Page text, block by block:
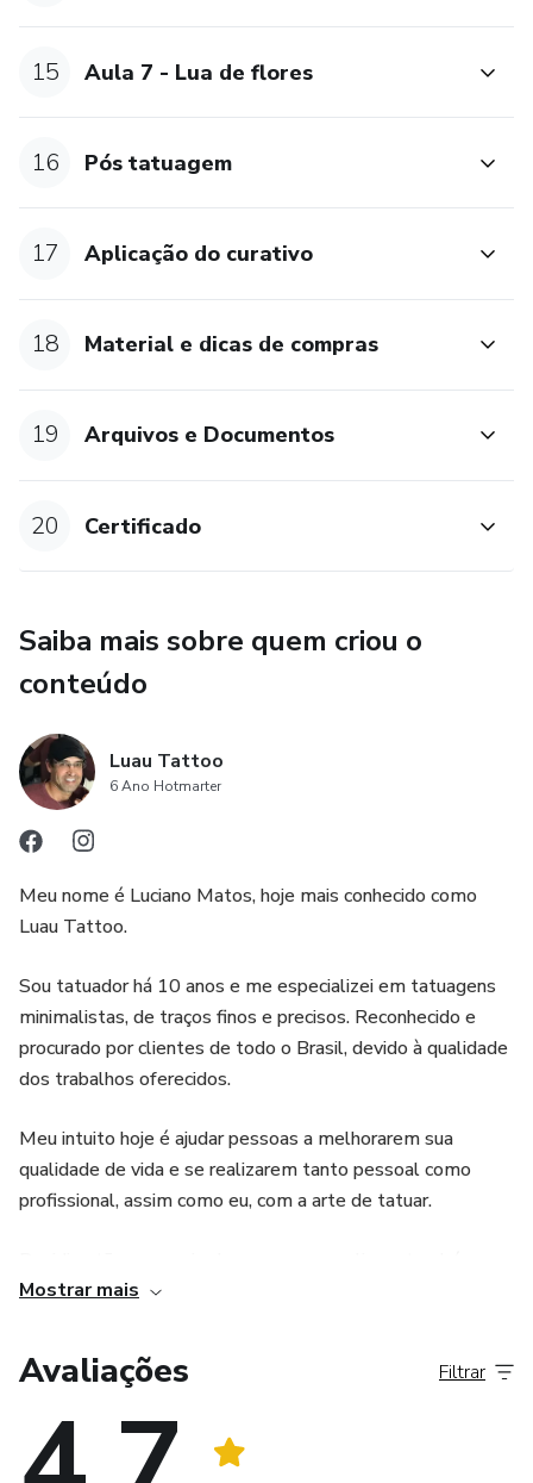
15 Aula 7 - Lua de flores
16 Pós tatuagem
17 Aplicação do curativo
18 Material e dicas de compras
19 Arquivos e Documentos
20 Certificado
Saiba mais sobre quem criou o
conteúdo
Luau Tattoo
6 Ano Hotmarter
Meu nome é Luciano Matos, hoje mais conhecido como
Luau Tattoo.
Sou tatuador há 10 anos e me especializei em tatuagens
minimalistas, de traços finos e precisos. Reconhecido e
procurado por clientes de todo o Brasil, devido à qualidade
dos trabalhos oferecidos.
Meu intuito hoje é ajudar pessoas a melhorarem sua
qualidade de vida e se realizarem tanto pessoal como
profissional, assim como eu, com a arte de tatuar.
pelo meu e-book, dividir toda minha experiencia
Confiram meus trabalhos no meu perfil do Instagran:
Mostrar mais
Avaliações Filtrar